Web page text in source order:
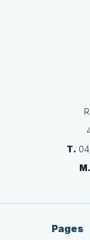
T.
M.
Pages